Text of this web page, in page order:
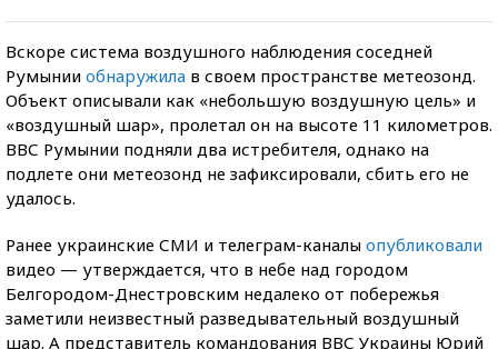
Вскоре система воздушного наблюдения соседней
Румынии обнаружила в своем пространстве метеозонд.
Объект описывали как «небольшую воздушную цель» и
«воздушный шар», пролетал он на высоте 11 километров.
ВВС Румынии подняли два истребителя, однако на
подлете они метеозонд не зафиксировали, сбить его не
удалось.
Ранее украинские СМИ и телеграм-каналы опубликовали
видео — утверждается, что в небе над городом
Белгородом-Днестровским недалеко от побережья
заметили неизвестный разведывательный воздушный
шар. А представитель командования ВВС Украины Юрий